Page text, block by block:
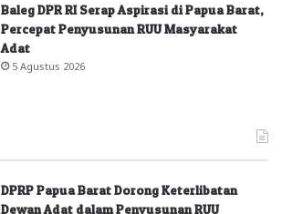
Baleg DPR RI Serap Aspirasi di Papua Barat,
Percepat Penyusunan RUU Masyarakat
Adat
5 Agustus 2026
DPRP Papua Barat Dorong Keterlibatan
Dewan Adat dalam Penyusunan RUU